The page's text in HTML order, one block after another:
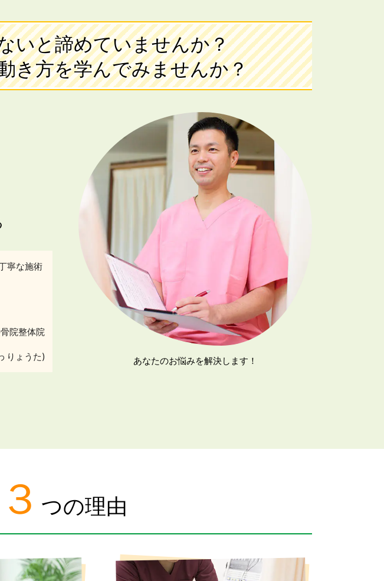
いと諦めていませんか？
き方を学んでみませんか？
あなたのお悩みを解決します！
寧な施術
院整体院
りょうた)
３ つの理由